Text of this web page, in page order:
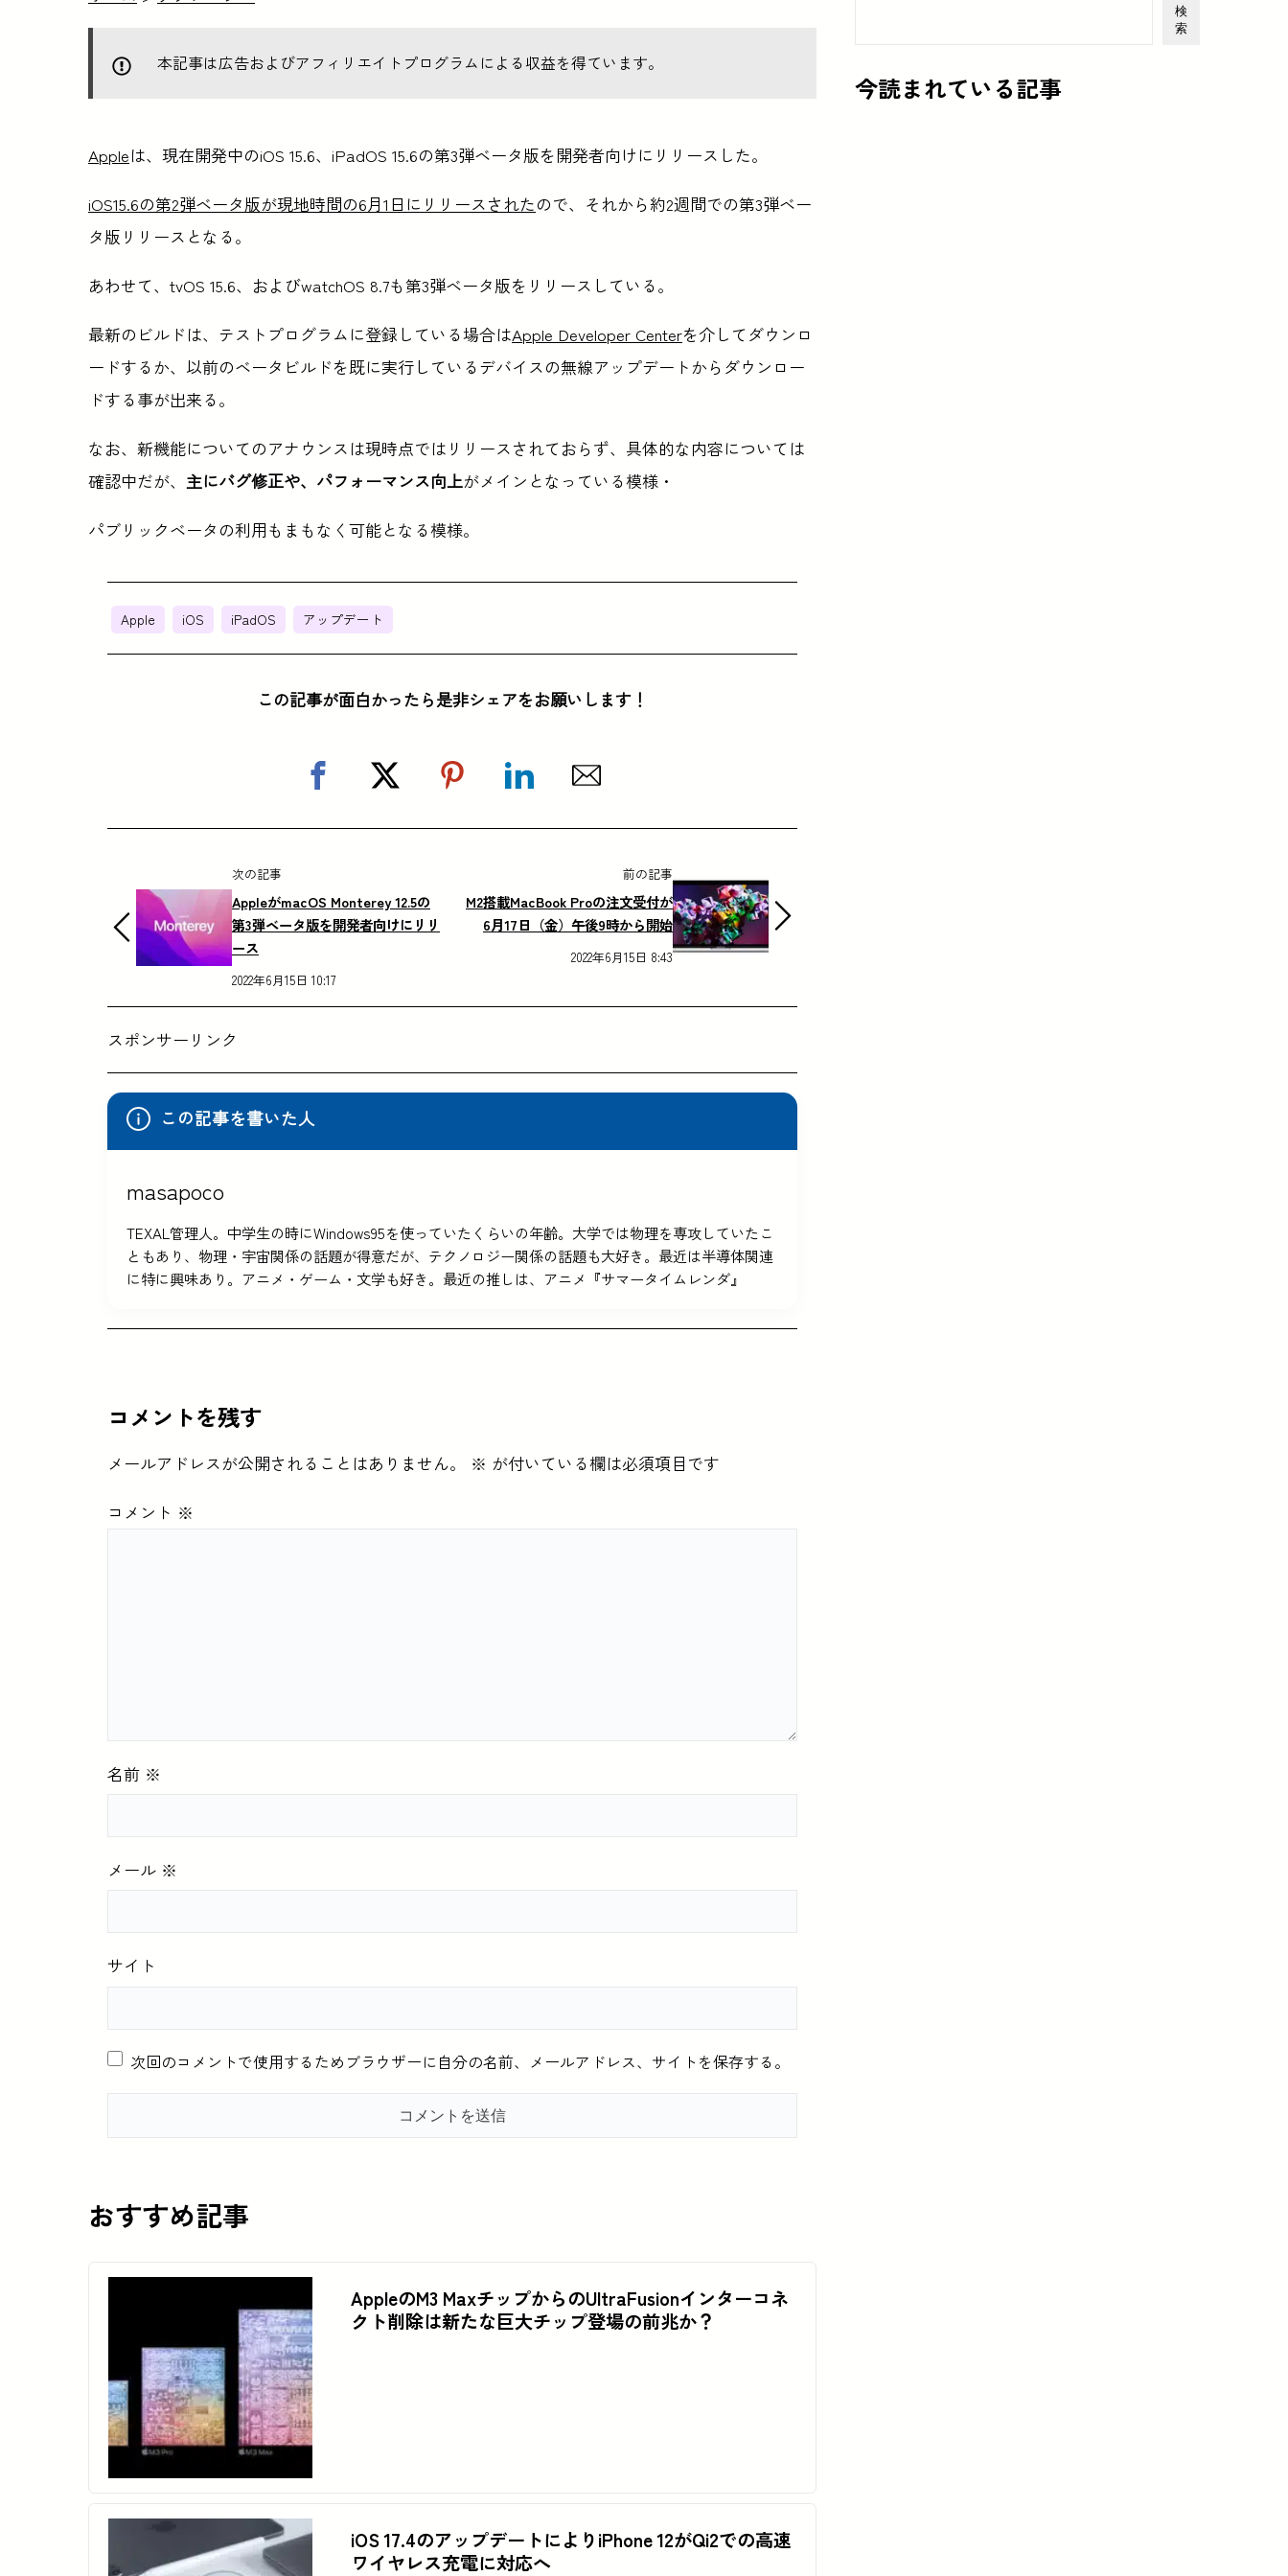
本記事は広告およびアフィリエイトプログラムによる収益を得ています。
Appleは、現在開発中のiOS 15.6、iPadOS 15.6の第3弾ベータ版を開発者向けにリリースした。
iOS15.6の第2弾ベータ版が現地時間の6月1日にリリースされたので、それから約2週間での第3弾ベー
タ版リリースとなる。
あわせて、tvOS 15.6、およびwatchOS 8.7も第3弾ベータ版をリリースしている。
最新のビルドは、テストプログラムに登録している場合はApple Developer Centerを介してダウンロ
ードするか、以前のベータビルドを既に実行しているデバイスの無線アップデートからダウンロー
ドする事が出来る。
なお、新機能についてのアナウンスは現時点ではリリースされておらず、具体的な内容については
確認中だが、 主にバグ修正や、パフォーマンス向上がメインとなっている模様・
パブリックベータの利用もまもなく可能となる模様。
Apple iOS iPadOS アップデート
この記事が面白かったら是非シェアをお願いします！
次の記事
AppleがmacOS Monterey 12.5の
第3弾ベータ版を開発者向けにリリ
ース
2022年6月15日 10:17
前の記事
M2搭載MacBook Proの注文受付が
6月17日（金）午後9時から開始
2022年6月15日 8:43
スポンサーリンク
この記事を書いた人
masapoco
TEXAL管理人。中学生の時にWindows95を使っていたくらいの年齢。大学では物理を専攻していたこ
ともあり、物理・宇宙関係の話題が得意だが、テクノロジー関係の話題も大好き。最近は半導体関連
に特に興味あり。アニメ・ゲーム・文学も好き。最近の推しは、アニメ『サマータイムレンダ』
コメントを残す
メールアドレスが公開されることはありません。 ※ が付いている欄は必須項目です
コメント ※
名前 ※
メール ※
サイト
次回のコメントで使用するためブラウザーに自分の名前、メールアドレス、サイトを保存する。
おすすめ記事
AppleのM3 MaxチップからのUltraFusionインターコネ
クト削除は新たな巨大チップ登場の前兆か？
iOS 17.4のアップデートによりiPhone 12がQi2での高速
ワイヤレス充電に対応へ
検
索
今読まれている記事